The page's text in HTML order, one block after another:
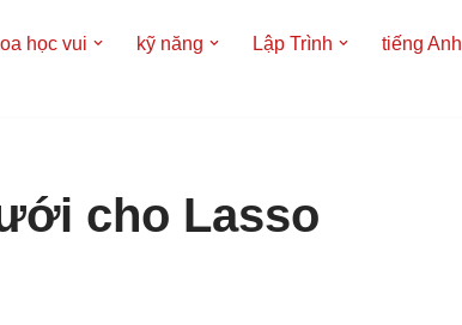
học vui kỹ năng Lập Trình tiếng Anh
cho Lasso